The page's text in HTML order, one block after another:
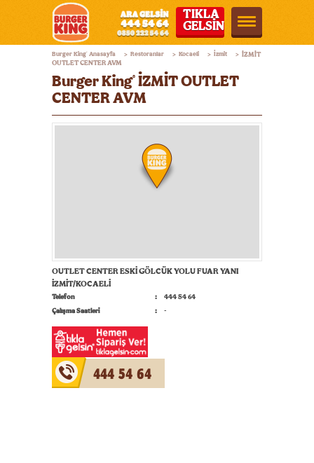
Burger
King®
Türkiye
TIKLA
GELSİN
Burger King® Anasayfa > Restoranlar > Kocaeli > İzmit > İZMİT
OUTLET CENTER AVM
Burger King® İZMİT OUTLET
CENTER AVM
OUTLET CENTER ESKİ GÖLCÜK YOLU FUAR YANI
İZMİT/KOCAELİ
Telefon
444 54 64
Çalışma Saatleri
-
444 54 64